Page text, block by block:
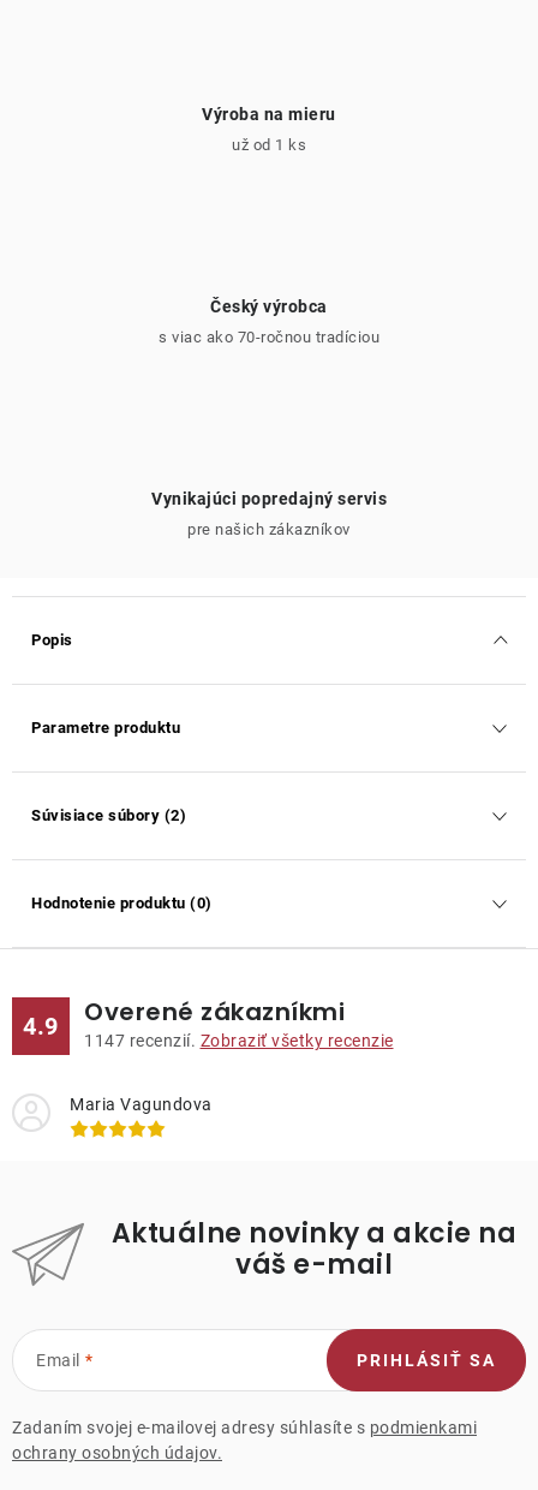
Výroba na mieru
už od 1 ks
Český výrobca
s viac ako 70-ročnou tradíciou
Vynikajúci popredajný servis
pre našich zákazníkov
Popis
Parametre produktu
Súvisiace súbory (2)
Hodnotenie produktu (0)
4.9 Overené zákazníkmi
1147 recenzií. Zobraziť všetky recenzie
Maria Vagundova
Aktuálne novinky a akcie na
váš e-mail
Email
Zadaním svojej e-mailovej adresy súhlasíte s podmienkami
ochrany osobných údajov.
PRIHLÁSIŤ SA